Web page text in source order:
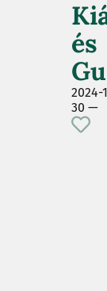
és
2024-
30 —